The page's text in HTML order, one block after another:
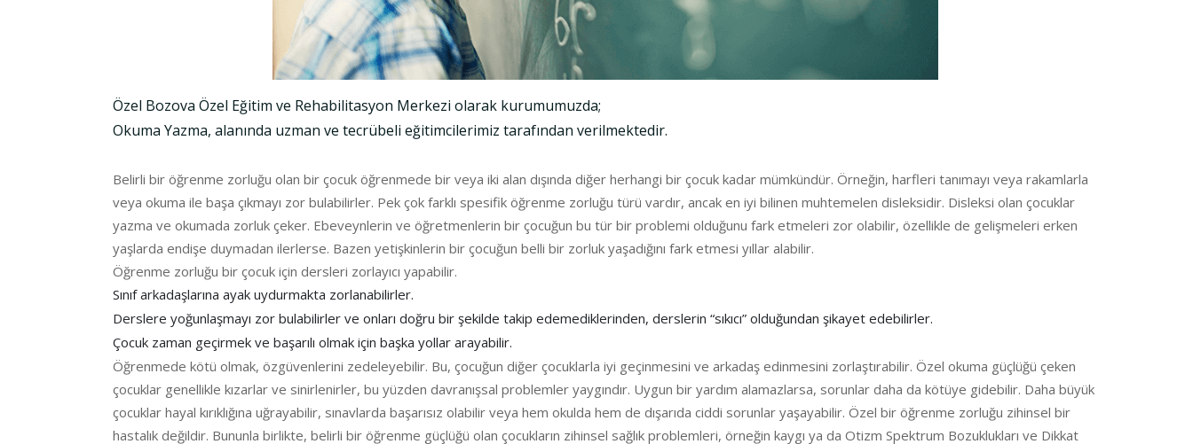
Özel Bozova Özel Eğitim ve Rehabilitasyon Merkezi olarak kurumumuzda;
Okuma Yazma, alanında uzman ve tecrübeli eğitimcilerimiz tarafından verilmektedir.
Belirli bir öğrenme zorluğu olan bir çocuk öğrenmede bir veya iki alan dışında diğer herhangi bir çocuk kadar mümkündür. Örneğin, harfleri tanımayı veya rakamlarla
veya okuma ile başa çıkmayı zor bulabilirler. Pek çok farklı spesifik öğrenme zorluğu türü vardır, ancak en iyi bilinen muhtemelen disleksidir. Disleksi olan çocuklar
yazma ve okumada zorluk çeker. Ebeveynlerin ve öğretmenlerin bir çocuğun bu tür bir problemi olduğunu fark etmeleri zor olabilir, özellikle de gelişmeleri erken
yaşlarda endişe duymadan ilerlerse. Bazen yetişkinlerin bir çocuğun belli bir zorluk yaşadığını fark etmesi yıllar alabilir.
Öğrenme zorluğu bir çocuk için dersleri zorlayıcı yapabilir.
Sınıf arkadaşlarına ayak uydurmakta zorlanabilirler.
Derslere yoğunlaşmayı zor bulabilirler ve onları doğru bir şekilde takip edemediklerinden, derslerin “sıkıcı” olduğundan şikayet edebilirler.
Çocuk zaman geçirmek ve başarılı olmak için başka yollar arayabilir.
Öğrenmede kötü olmak, özgüvenlerini zedeleyebilir. Bu, çocuğun diğer çocuklarla iyi geçinmesini ve arkadaş edinmesini zorlaştırabilir. Özel okuma güçlüğü çeken
çocuklar genellikle kızarlar ve sinirlenirler, bu yüzden davranışsal problemler yaygındır. Uygun bir yardım alamazlarsa, sorunlar daha da kötüye gidebilir. Daha büyük
çocuklar hayal kırıklığına uğrayabilir, sınavlarda başarısız olabilir veya hem okulda hem de dışarıda ciddi sorunlar yaşayabilir. Özel bir öğrenme zorluğu zihinsel bir
hastalık değildir. Bununla birlikte, belirli bir öğrenme güçlüğü olan çocukların zihinsel sağlık problemleri, örneğin kaygı ya da Otizm Spektrum Bozuklukları ve Dikkat